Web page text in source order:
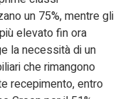
un 75%, mentre gli
elevato fin ora
la necessità di un
che rimangono
recepimento, entro